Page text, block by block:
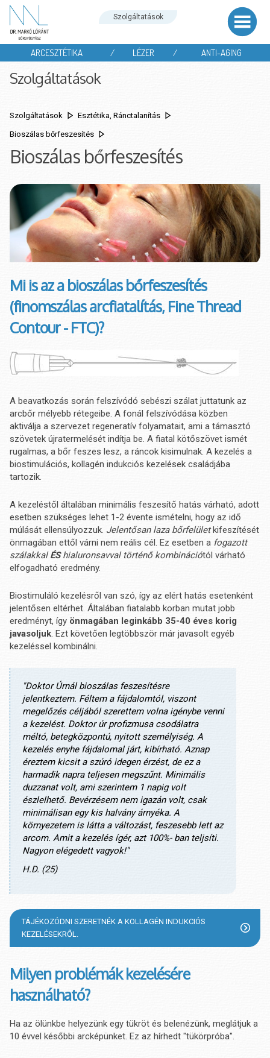
Szolgáltatások
ARCESZTÉTIKA / LÉZER / ANTI-AGING
Szolgáltatások
Szolgáltatások Esztétika, Ránctalanítás
Bioszálas bőrfeszesítés
Bioszálas bőrfeszesítés
Mi is az a bioszálas bőrfeszesítés
(finomszálas arcfiatalítás, Fine Thread
Contour - FTC)?
A beavatkozás során felszívódó sebészi szálat juttatunk az
arcbőr mélyebb rétegeibe. A fonál felszívódása közben
aktiválja a szervezet regeneratív folyamatait, ami a támasztó
szövetek újratermelését indítja be. A fiatal kötőszövet ismét
rugalmas, a bőr feszes lesz, a ráncok kisimulnak. A kezelés a
biostimulációs, kollagén indukciós kezelések családjába
tartozik.
A kezeléstől általában minimális feszesítő hatás várható, adott
esetben szükséges lehet 1-2 évente ismételni, hogy az idő
múlását ellensúlyozzuk. Jelentősan laza bőrfelületkifeszítését
önmagában ettől várni nem reális cél. Ez esetben a fogazott
szálakkalÉShialuronsavval történő kombinációtól várható
elfogadható eredmény.
Biostimuláló kezelésről van szó, így az elért hatás esetenként
jelentősen eltérhet. Általában fiatalabb korban mutat jobb
eredményt, így önmagában leginkább 35-40 éves korig
javasoljuk. Ezt követően legtöbbször már javasolt egyéb
kezeléssel kombinálni.
"Doktor Úrnál bioszálas feszesítésre
jelentkeztem. Féltem a fájdalomtól, viszont
megelőzés céljából szerettem volna igénybe venni
a kezelést. Doktor úr profizmusa csodálatra
méltó, betegközpontú, nyitott személyiség. A
kezelés enyhe fájdalomal járt, kibírható. Aznap
éreztem kicsit a szúró idegen érzést, de ez a
harmadik napra teljesen megszűnt. Minimális
duzzanat volt, ami szerintem 1 napig volt
észlelhető. Bevérzésem nem igazán volt, csak
minimálisan egy kis halvány árnyéka. A
környezetem is látta a változást, feszesebb lett az
arcom. Amit a kezelés ígér, azt 100%- ban teljsíti.
Nagyon elégedett vagyok!"
H.D. (25)
TÁJÉKOZÓDNI SZERETNÉK A KOLLAGÉN INDUKCIÓS
KEZELÉSEKRŐL.
Milyen problémák kezelésére
használható?
Ha az ölünkbe helyezünk egy tükröt és belenézünk, meglátjuk a
10 évvel későbbi arcképünket. Ez az hírhedt "tükörpróba".